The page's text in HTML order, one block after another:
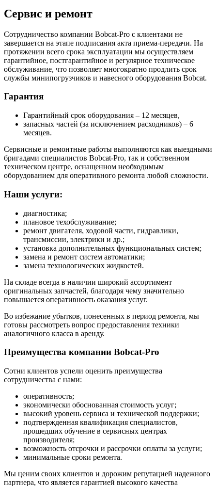
Сервис и ремонт
Сотрудничество компании Bobcat-Pro с клиентами не
завершается на этапе подписания акта приема-передачи. На
протяжении всего срока эксплуатации мы осуществляем
гарантийное, постгарантийное и регулярное техническое
обслуживание, что позволяет многократно продлить срок
службы минипогрузчиков и навесного оборудования Bobcat.
Гарантия
Гарантийный срок оборудования – 12 месяцев,
запасных частей (за исключением расходников) – 6
месяцев.
Сервисные и ремонтные работы выполняются как выездными
бригадами специалистов Bobcat-Pro, так и собственном
техническом центре, оснащенном необходимым
оборудованием для оперативного ремонта любой сложности.
Наши услуги:
диагностика;
плановое техобслуживание;
ремонт двигателя, ходовой части, гидравлики,
трансмиссии, электрики и др.;
установка дополнительных функциональных систем;
замена и ремонт систем автоматики;
замена технологических жидкостей.
На складе всегда в наличии широкий ассортимент
оригинальных запчастей, благодаря чему значительно
повышается оперативность оказания услуг.
Во избежание убытков, понесенных в период ремонта, мы
готовы рассмотреть вопрос предоставления техники
аналогичного класса в аренду.
Преимущества компании Bobcat-Pro
Сотни клиентов успели оценить преимущества
сотрудничества с нами:
оперативность;
экономически обоснованная стоимость услуг;
высокий уровень сервиса и технической поддержки;
подтвержденная квалификация специалистов,
прошедших обучение в сервисных центрах
производителя;
возможность отсрочки и рассрочки оплаты за услуги;
минимальные сроки ремонта.
Мы ценим своих клиентов и дорожим репутацией надежного
партнера, что является гарантией высокого качества